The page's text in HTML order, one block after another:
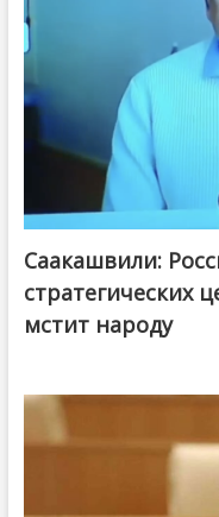
Саакашвили:
стратегических
мстит народу